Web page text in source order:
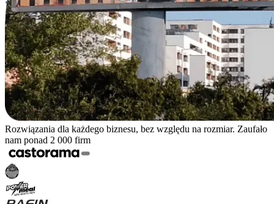
Rozwiązania dla każdego biznesu, bez względu na rozmiar. Zaufało
nam ponad 2 000 firm